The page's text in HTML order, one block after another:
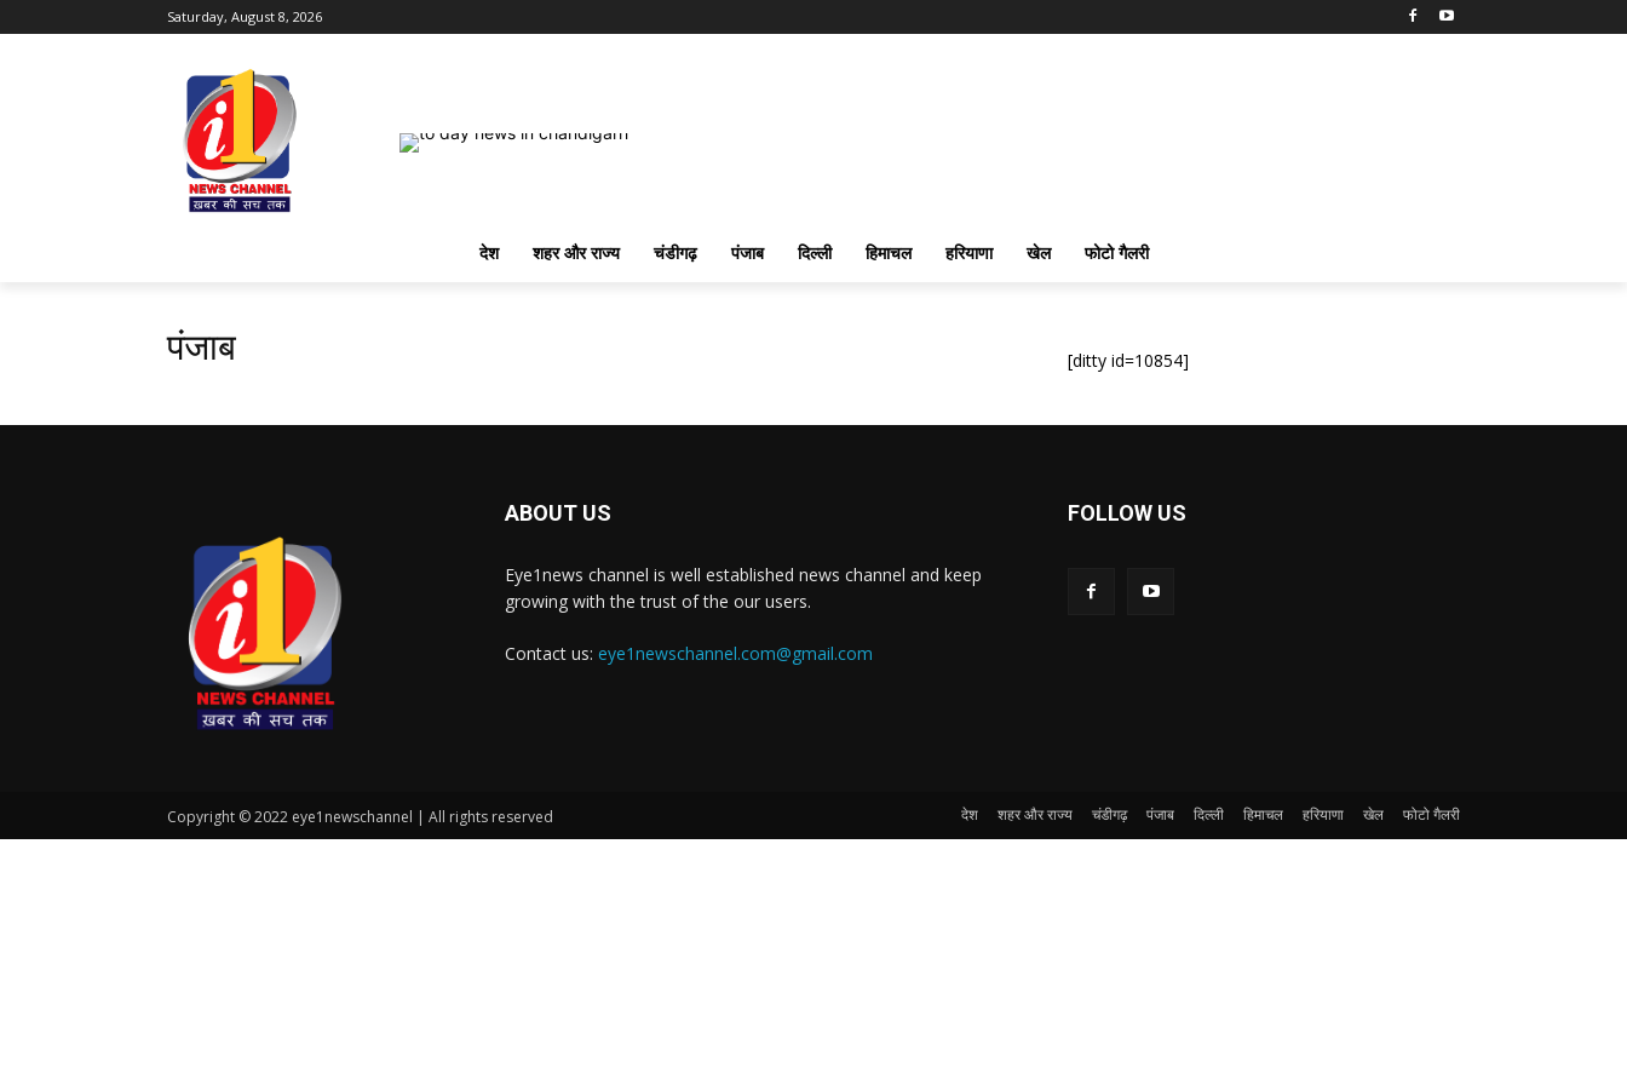
Saturday, August 8, 2026
देश शहर और राज्य चंडीगढ़ पंजाब दिल्ली हिमाचल हरियाणा खेल फोटो गैलरी
पंजाब [ditty id=10854]
ABOUT US
Eye1news channel is well established news channel and keep
growing with the trust of the our users.
Contact us: eye1newschannel.com@gmail.com
FOLLOW US
Copyright © 2022 eye1newschannel | All rights reserved देश शहर और राज्य चंडीगढ़ पंजाब दिल्ली हिमाचल हरियाणा खेल फोटो गैलरी